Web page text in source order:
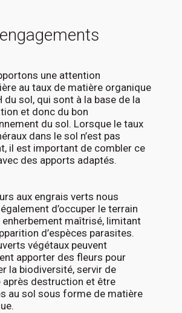
une attention
au taux de matière organique
du sol, qui sont à la base de la
et donc du bon
du sol. Lorsque le taux
dans le sol n’est pas
il est important de combler ce
des apports adaptés.
aux engrais verts nous
d’occuper le terrain
enherbement maîtrisé, limitant
d’espèces parasites.
végétaux peuvent
apporter des fleurs pour
la biodiversité, servir de
après destruction et être
au sol sous forme de matière